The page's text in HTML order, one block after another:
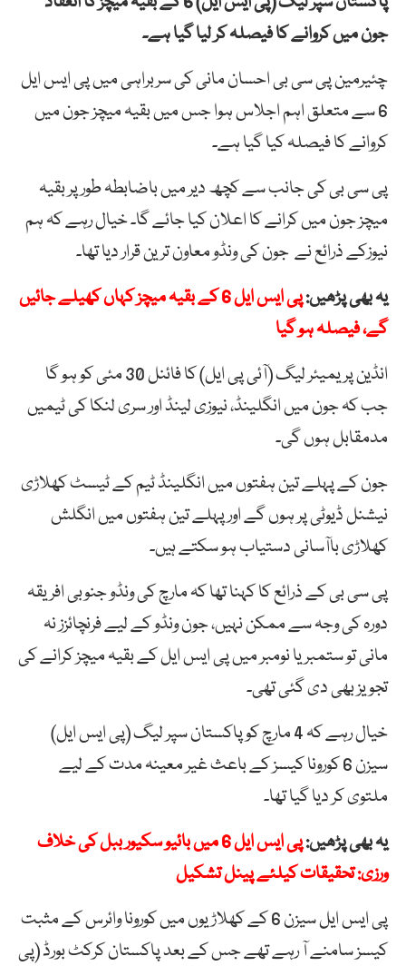
جون میں کروانے کا فیصلہ کر لیا گیا ہے۔
چئیرمینپیسیبیاحسانمانیکیسربراہیمیںپیایسایل
6سےمتعلقاہماجلاس ہوا جس میں بقیہ میچز جون میں
کروانے کا فیصلہ کیا گیا ہے۔
پیسیبیکیجانبسےکچھدیرمیںباضابطہطورپربقیہ
میچز جون میں کرانے کااعلانکیاجائے گا۔خیال رہے کہ ہم
نیوزکے ذرائع نے جون کی ونڈو معاون ترین قرار دیا تھا۔
یہ بھی پڑھیں:
پی ایس ایل 6 کے بقیہ میچز کہاں کھیلے جائیں
گے، فیصلہ ہو گیا
انڈین پریمیئر لیگ (آئی پی ایل) کا فائنل 30 مئی کو ہو گا
جب کہ جون میں انگلینڈ، نیوزی لینڈ اور سری لنکا کی ٹیمیں
مدمقابل ہوں گی۔
جون کے پہلے تین ہفتوں میں انگلینڈ ٹیم کے ٹیسٹ کھلاڑی
نیشنل ڈیوٹی پر ہوں گے اور پہلے تین ہفتوں میں انگلش
کھلاڑی باآسانی دستیاب ہو سکتے ہیں۔
پی سی بی کے ذرائع کا کہنا تھا کہ مارچ کی ونڈو جنوبی افریقہ
دورہ کی وجہ سے ممکن نہیں، جون ونڈو کے لیے فرنچائزز نہ
مانی تو ستمبر یا نومبر میں پی ایس ایل کے بقیہ میچز کرانے کی
تجویز بھی دی گئی تھی۔
خیال رہے کہ 4 مارچ کو پاکستان سپر لیگ (پی ایس ایل)
سیزن 6 کورونا کیسز کے باعث غیر معینہ مدت کے لیے
ملتوی کر دیا گیا تھا۔
یہ بھی پڑھیں:
پی ایس ایل 6 میں بائیو سکیور ببل کی خلاف
ورزی: تحقیقات کیلئے پینل تشکیل
پی ایس ایل سیزن 6 کے کھلاڑیوں میں کورونا وائرس کے مثبت
کیسز سامنے آ رہے تھے جس کے بعد پاکستان کرکٹ بورڈ (پی